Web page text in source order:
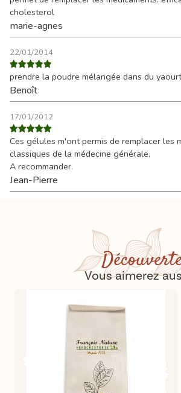
cholesterol
marie-agnes
22/01/2014
prendre la poudre mélangée dans du
Benoît
17/01/2012
Ces gélules m'ont permis de remplacer les
classiques de la médecine générale.
A recommander.
Jean-Pierre
Vous aimerez